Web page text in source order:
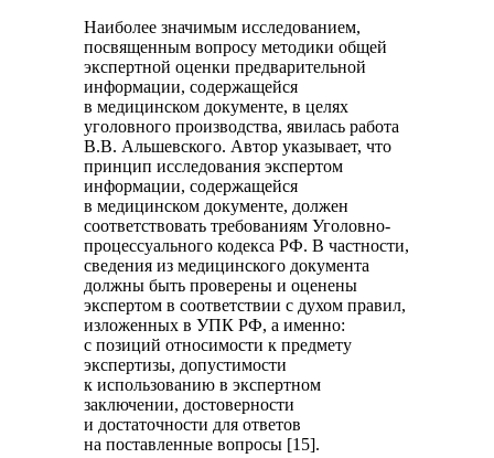
Наиболее значимым исследованием,
посвященным вопросу методики общей
экспертной оценки предварительной
информации, содержащейся
в медицинском документе, в целях
уголовного производства, явилась работа
В.В. Альшевского. Автор указывает, что
принцип исследования экспертом
информации, содержащейся
в медицинском документе, должен
соответствовать требованиям Уголовно-
процессуального кодекса РФ. В частности,
сведения из медицинского документа
должны быть проверены и оценены
экспертом в соответствии с духом правил,
изложенных в УПК РФ, а именно:
с позиций относимости к предмету
экспертизы, допустимости
к использованию в экспертном
заключении, достоверности
и достаточности для ответов
на поставленные вопросы [15].